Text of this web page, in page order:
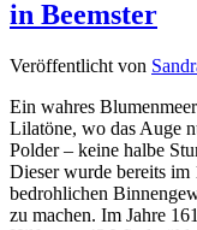
in Beemster
Veröffentlicht von
Ein wahres
Lilatöne, wo das Auge
Polder – keine halbe
Dieser wurde bereits im
bedrohlichen
zu machen. Im Jahre